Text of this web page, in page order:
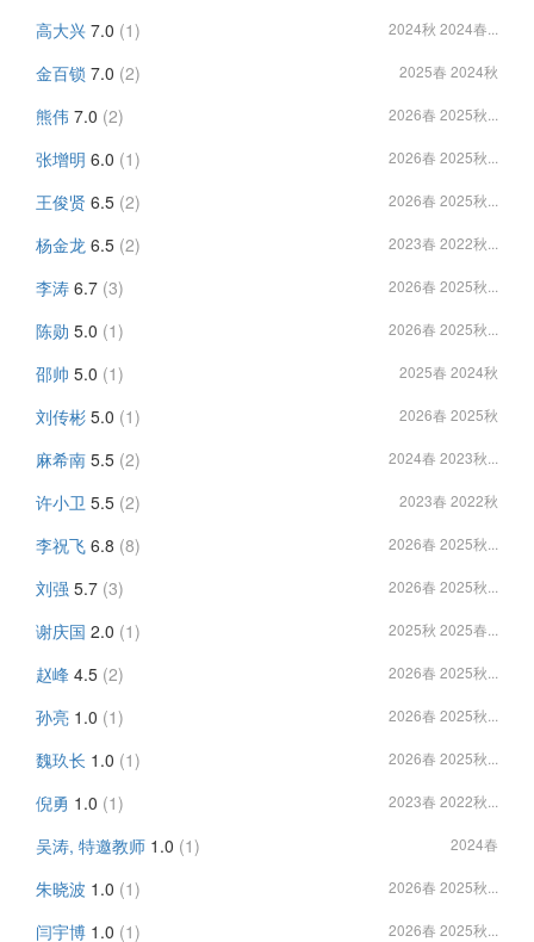
高大兴 7.0 (1) 2024秋 2024春...
金百锁 7.0 (2) 2025春 2024秋
熊伟 7.0 (2) 2026春 2025秋...
张增明 6.0 (1) 2026春 2025秋...
王俊贤 6.5 (2) 2026春 2025秋...
杨金龙 6.5 (2) 2023春 2022秋...
李涛 6.7 (3) 2026春 2025秋...
陈勋 5.0 (1) 2026春 2025秋...
邵帅 5.0 (1) 2025春 2024秋
刘传彬 5.0 (1) 2026春 2025秋
麻希南 5.5 (2) 2024春 2023秋...
许小卫 5.5 (2) 2023春 2022秋
李祝飞 6.8 (8) 2026春 2025秋...
刘强 5.7 (3) 2026春 2025秋...
谢庆国 2.0 (1) 2025秋 2025春...
赵峰 4.5 (2) 2026春 2025秋...
孙亮 1.0 (1) 2026春 2025秋...
魏玖长 1.0 (1) 2026春 2025秋...
倪勇 1.0 (1) 2023春 2022秋...
吴涛, 特邀教师 1.0 (1) 2024春
朱晓波 1.0 (1) 2026春 2025秋...
闫宇博 1.0 (1) 2026春 2025秋...